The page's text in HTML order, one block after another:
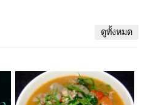
ดูทั้งหมด